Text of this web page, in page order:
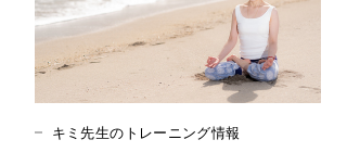
キミ先生のトレーニング情報